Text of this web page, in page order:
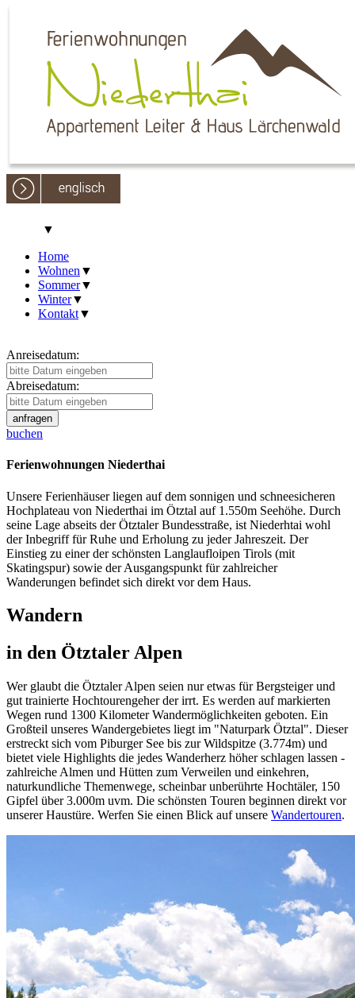
▼
Home
Wohnen ▼
Sommer▼
Winter▼
Kontakt▼
Anreisedatum:
Abreisedatum:
buchen
Ferienwohnungen Niederthai
Unsere Ferienhäuser liegen auf dem sonnigen und schneesicheren
Hochplateau von Niederthai im Ötztal auf 1.550m Seehöhe. Durch
seine Lage abseits der Ötztaler Bundesstraße, ist Niederhtai wohl
der Inbegriff für Ruhe und Erholung zu jeder Jahreszeit. Der
Einstieg zu einer der schönsten Langlaufloipen Tirols (mit
Skatingspur) sowie der Ausgangspunkt für zahlreicher
Wanderungen befindet sich direkt vor dem Haus.
Wandern
in den Ötztaler Alpen
Wer glaubt die Ötztaler Alpen seien nur etwas für Bergsteiger und
gut trainierte Hochtourengeher der irrt. Es werden auf markierten
Wegen rund 1300 Kilometer Wandermöglichkeiten geboten. Ein
Großteil unseres Wandergebietes liegt im "Naturpark Ötztal". Dieser
erstreckt sich vom Piburger See bis zur Wildspitze (3.774m) und
bietet viele Highlights die jedes Wanderherz höher schlagen lassen -
zahlreiche Almen und Hütten zum Verweilen und einkehren,
naturkundliche Themenwege, scheinbar unberührte Hochtäler, 150
Gipfel über 3.000m uvm. Die schönsten Touren beginnen direkt vor
unserer Haustüre. Werfen Sie einen Blick auf unsere Wandertouren.